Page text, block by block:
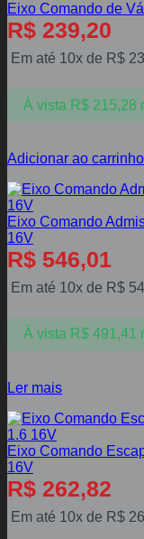
Eixo Comando de
R$ 239,20
Em até 10x de R$
À vista R$215,28
Adicionar ao carrinho
Eixo Comando
16V
R$ 546,01
Em até 10x de R$
À vista R$491,41
Ler mais
Eixo Comando
16V
R$ 262,82
Em até 10x de R$